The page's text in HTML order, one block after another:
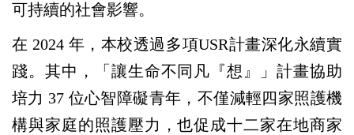
可持續的社會影響。
在 2024 年，本校透過多項USR計畫深化永續實
踐。其中，「讓生命不同凡『想』」計畫協助
培力 37 位心智障礙青年，不僅減輕四家照護機
構與家庭的照護壓力，也促成十二家在地商家